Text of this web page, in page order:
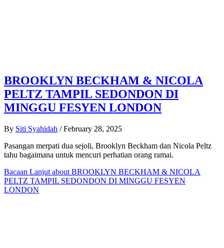
BROOKLYN BECKHAM & NICOLA
PELTZ TAMPIL SEDONDON DI
MINGGU FESYEN LONDON
By Siti Syahidah / February 28, 2025
Pasangan merpati dua sejoli, Brooklyn Beckham dan Nicola Peltz
tahu bagaimana untuk mencuri perhatian orang ramai.
Bacaan Lanjut about BROOKLYN BECKHAM & NICOLA
PELTZ TAMPIL SEDONDON DI MINGGU FESYEN
LONDON